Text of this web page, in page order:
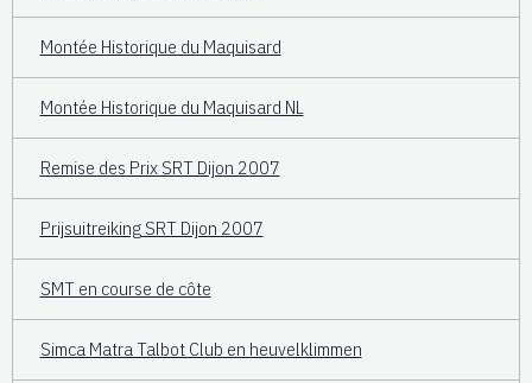
Montée Historique du Maquisard
Montée Historique du Maquisard NL
Remise des Prix SRT Dijon 2007
Prijsuitreiking SRT Dijon 2007
SMT en course de côte
Simca Matra Talbot Club en heuvelklimmen